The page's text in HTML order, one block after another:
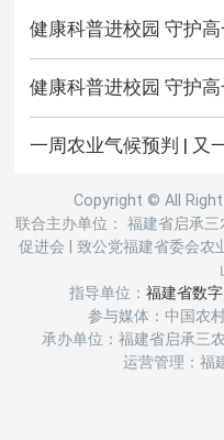
健康科普进校园 守护
健康科普进校园 守护
一周农业气候预判 | 又
Copyright © All Right
联合主办单位： 福建省启承
促进会
致公党福建省委会农
指导单位： 福建省数
参与媒体：中国农
承办单位：福建省启承三
运营管理：福